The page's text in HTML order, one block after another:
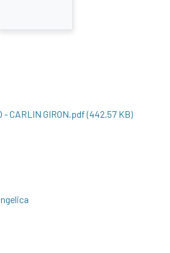
- CARLIN GIRON.pdf(442.57 KB)